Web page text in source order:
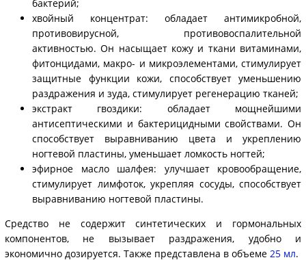
бактерий;
хвойный концентрат: обладает антимикробной,
противовирусной, противовоспалительной
активностью. Он насыщает кожу и ткани витаминами,
фитонцидами, макро- и микроэлементами, стимулирует
защитные функции кожи, способствует уменьшению
раздражения и зуда, стимулирует регенерацию тканей;
экстракт гвоздики: обладает мощнейшими
антисептическими и бактерицидными свойствами. Он
способствует выравниванию цвета и укреплению
ногтевой пластины, уменьшает ломкость ногтей;
эфирное масло шалфея: улучшает кровообращение,
стимулирует лимфоток, укрепляя сосуды, способствует
выравниванию ногтевой пластины.
Средство не содержит синтетических и гормональных
компонентов, не вызывает раздражения, удобно и
экономично дозируется. Также представлена в объеме 25 мл.